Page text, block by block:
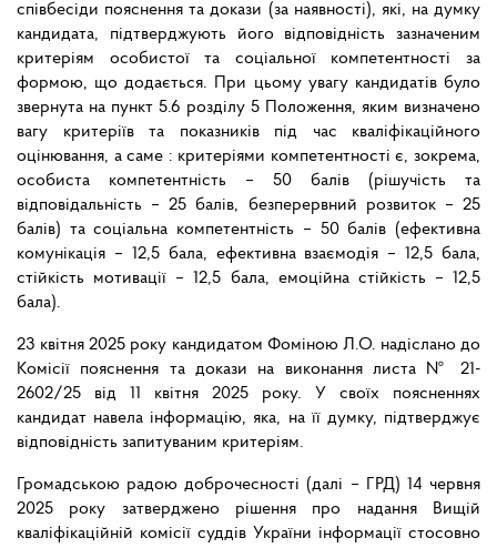
співбесіди пояснення та докази (за наявності), які, на думку
кандидата, підтверджують його відповідність зазначеним
критеріям особистої та соціальної компетентності за
формою, що додається. При цьому увагу кандидатів було
звернута на пункт 5.6 розділу 5 Положення, яким визначено
вагу критеріїв та показників під час кваліфікаційного
оцінювання, а саме : критеріями компетентності є, зокрема,
особиста компетентність – 50 балів (рішучість та
відповідальність – 25 балів, безперервний розвиток – 25
балів) та соціальна компетентність – 50 балів (ефективна
комунікація – 12,5 бала, ефективна взаємодія – 12,5 бала,
стійкість мотивації – 12,5 бала, емоційна стійкість – 12,5
бала).
23 квітня 2025 року кандидатом Фоміною Л.О. надіслано до
Комісії пояснення та докази на виконання листа № 21-
2602/25 від 11 квітня 2025 року. У своїх поясненнях
кандидат навела інформацію, яка, на її думку, підтверджує
відповідність запитуваним критеріям.
Громадською радою доброчесності (далі – ГРД) 14 червня
2025 року затверджено рішення про надання Вищій
кваліфікаційній комісії суддів України інформації стосовно